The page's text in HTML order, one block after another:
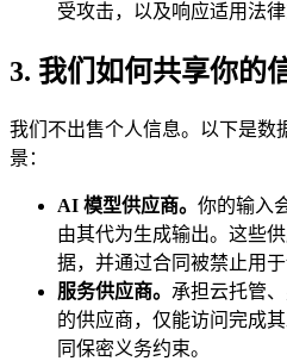
受攻击，以及响应适用法律
3. 我们如何共享你的
我们不出售个人信息。以下是数
景：
AI 模型供应商。 你的输入
由其代为生成输出。这些
据，并通过合同被禁止用于
服务供应商。 承担云托管
的供应商，仅能访问完成
同保密义务约束。